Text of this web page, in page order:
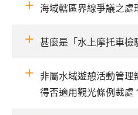
海域轄區界線爭議之處
甚麼是「水上摩托車檢
非屬水域遊憩活動管理
得否適用觀光條例裁處